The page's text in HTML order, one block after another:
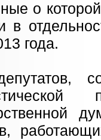
о
в
года.